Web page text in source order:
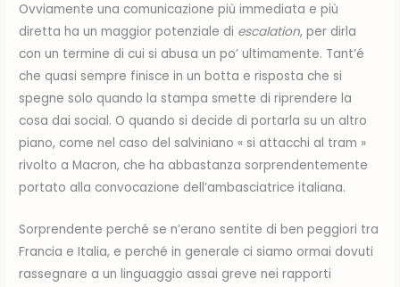
Ovviamente una comunicazione più immediata e più
diretta ha un maggior potenziale di escalation, per dirla
con un termine di cui si abusa un po’ ultimamente. Tant’é
che quasi sempre finisce in un botta e risposta che si
spegne solo quando la stampa smette di riprendere la
cosa dai social. O quando si decide di portarla su un altro
piano, come nel caso del salviniano « si attacchi al tram »
rivolto a Macron, che ha abbastanza sorprendentemente
portato alla convocazione dell’ambasciatrice italiana.
Sorprendente perché se n’erano sentite di ben peggiori tra
Francia e Italia, e perché in generale ci siamo ormai dovuti
rassegnare a un linguaggio assai greve nei rapporti